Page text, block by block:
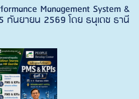
Management System &
กันยายน 2569 โดย ธนุเดช ธานี